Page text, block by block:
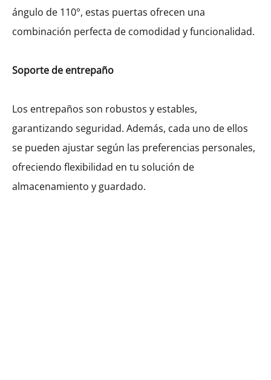
Mueble Columna Galla Con 4
Entrepaños, 1 Puerta Y 2 Cajones.
(200)
MXK31204
$676.95–$799.75
ángulo de 110°, estas puertas ofrecen una
combinación perfecta de comodidad y funcionalidad.
Soporte de entrepaño
Los entrepaños son robustos y estables,
garantizando seguridad. Además, cada uno de ellos
se pueden ajustar según las preferencias personales,
ofreciendo flexibilidad en tu solución de
almacenamiento y guardado.